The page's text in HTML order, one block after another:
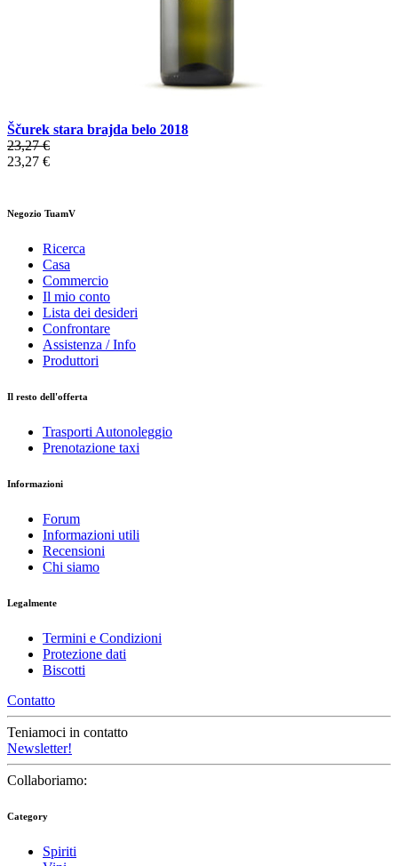
Ščurek stara brajda belo 2018
23,27 €
23,27 €
Negozio TuamV
Ricerca
Casa
Commercio
Il mio conto
Lista dei desideri
Confrontare
Assistenza / Info
Produttori
Il resto dell'offerta
Trasporti Autonoleggio
Prenotazione taxi
Informazioni
Forum
Informazioni utili
Recensioni
Chi siamo
Legalmente
Termini e Condizioni
Protezione dati
Biscotti
Contatto
Teniamoci in contatto
Newsletter!
Collaboriamo:
Category
Spiriti